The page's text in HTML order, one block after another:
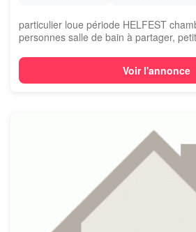
particulier loue période HELFEST
personnes salle de bain à partager,
Voir l'annonce